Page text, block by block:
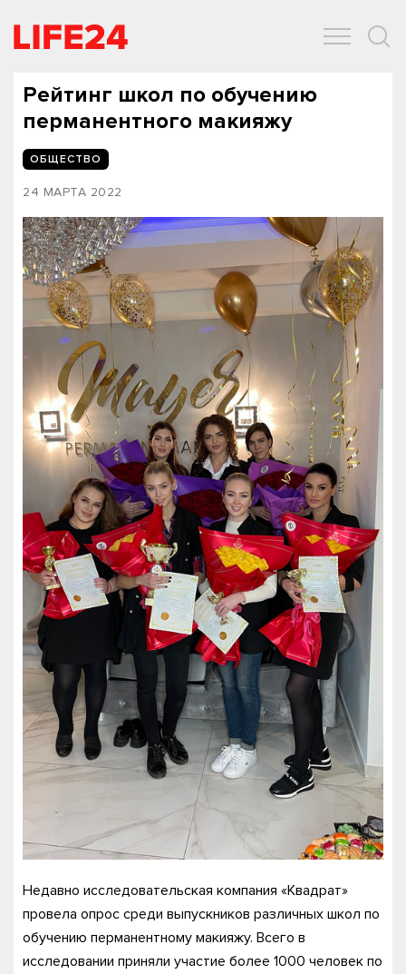
Рейтинг школ по обучению
перманентного макияжу
ОБЩЕСТВО
24 МАРТА 2022
Недавно исследовательская компания «Квадрат»
провела опрос среди выпускников различных школ по
обучению перманентному макияжу. Всего в
исследовании приняли участие более 1000 человек по